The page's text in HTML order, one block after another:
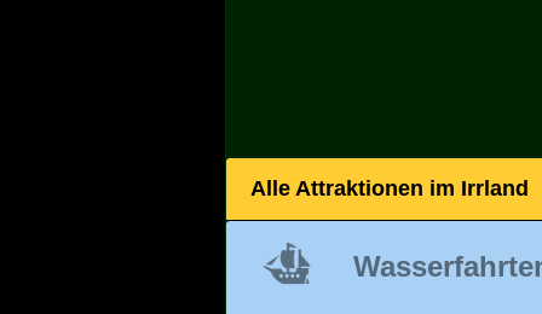
Alle Attraktionen im Irrland